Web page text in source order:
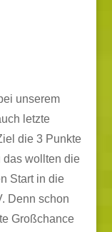
unserem
letzte
die 3 Punkte
das wollten die
Start in die
Denn schon
Großchance